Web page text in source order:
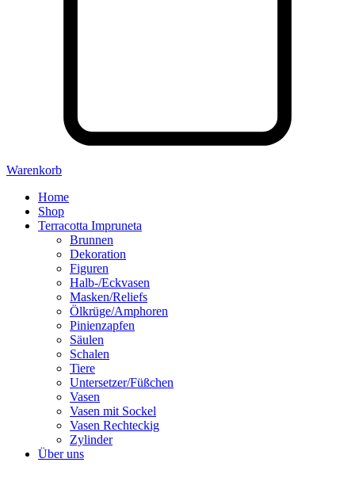
Warenkorb
Home
Shop
Terracotta Impruneta
Brunnen
Dekoration
Figuren
Halb-/Eckvasen
Masken/Reliefs
Ölkrüge/Amphoren
Pinienzapfen
Säulen
Schalen
Tiere
Untersetzer/Füßchen
Vasen
Vasen mit Sockel
Vasen Rechteckig
Zylinder
Über uns